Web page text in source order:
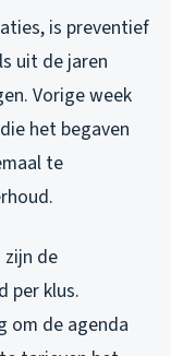
is preventief
uit de jaren
Vorige week
het begaven
te
de
per klus.
om de agenda